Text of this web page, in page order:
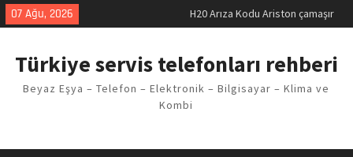
Skip
to
07 Ağu, 2026
LG kombi E2 Arızası Çözümü
Vaillant çamaşır makinesi E03
Arıza Kodu
Ferroli klima E3 Arızası Çözümü
Türkiye servis telefonları rehberi
Beyaz Eşya – Telefon – Elektronik – Bilgisayar – Klima ve
Kombi